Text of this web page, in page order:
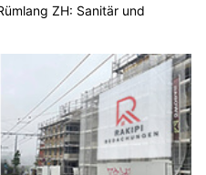
ZH: Sanitär und